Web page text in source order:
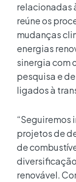
relacionadas
reúne os
mudanças
energias
sinergia com
pesquisa e
ligados à
“Seguiremos
projetos de
de
renovável.